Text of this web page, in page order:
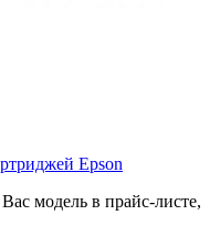
Epson
модель в прайс-листе,